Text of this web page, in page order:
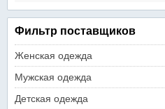
Фильтр поставщиков
Женская одежда
Мужская одежда
Детская одежда